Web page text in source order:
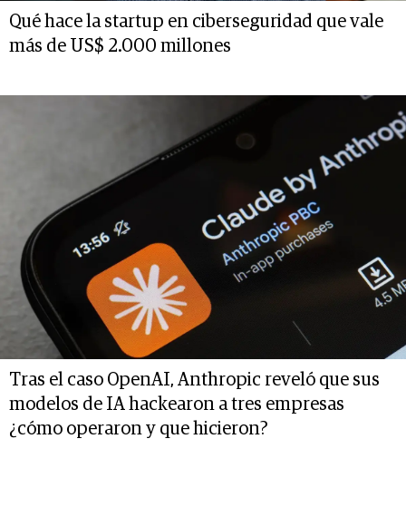
Qué hace la startup en ciberseguridad que vale
más de US$ 2.000 millones
Tras el caso OpenAI, Anthropic reveló que sus
modelos de IA hackearon a tres empresas
¿cómo operaron y que hicieron?